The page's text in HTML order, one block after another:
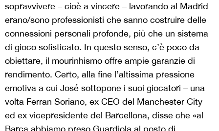
sopravvivere – cioè a vincere – lavorando al Madrid
erano/sono professionisti che sanno costruire delle
connessioni personali profonde, più che un sistema
di gioco sofisticato. In questo senso, c’è poco da
obiettare, il mourinhismo offre ampie garanzie di
rendimento. Certo, alla fine l’altissima pressione
emotiva a cui José sottopone i suoi giocatori – una
volta Ferran Soriano, ex CEO del Manchester City
ed ex vicepresidente del Barcellona, disse che «al
Barça abbiamo preso Guardiola al posto di